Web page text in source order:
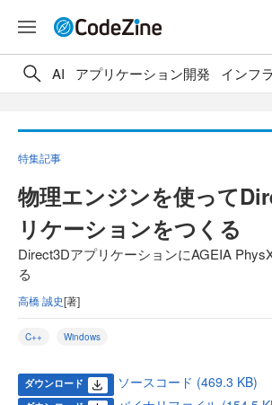
AI アプリケーション開発 インフラ
特集記事
物理エンジンを使って
リケーションをつくる
Direct3DアプリケーションにAGEIA
る
高橋 誠史[著]
C++ Windows
ダウンロード ソースコード (469.3 KB)